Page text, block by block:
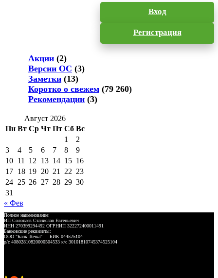
Вход
Регистрация
Акции (2)
Версии ОС (3)
Заметки (13)
Коротко о свежем (79 260)
Рекомендации (3)
Август 2026
Пн Вт Ср Чт Пт Сб Вс
1
2
3
4 5 6 7 8
9
10 11 12 13 14 15 16
17 18 19 20 21 22 23
24 25 26 27 28 29 30
31
« Фев
Полное наименование:
ИП Солопаев Станислав Евгеньевич
ИНН 270399294492 ОГРНИП 322272400011491
Банковские реквизиты:
ООО "Банк Точка" БИК 044525104
р/с 40802810820000504533 к/с 30101810745374525104